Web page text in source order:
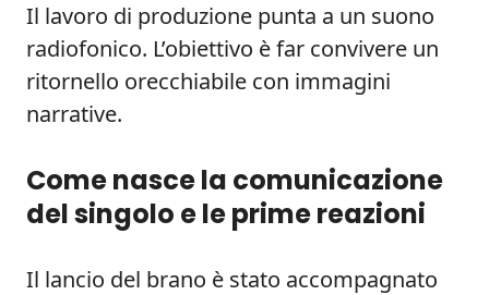
Il lavoro di produzione punta a un suono
radiofonico. L’obiettivo è far convivere un
ritornello orecchiabile con immagini
narrative.
Come nasce la comunicazione
del singolo e le prime reazioni
Il lancio del brano è stato accompagnato